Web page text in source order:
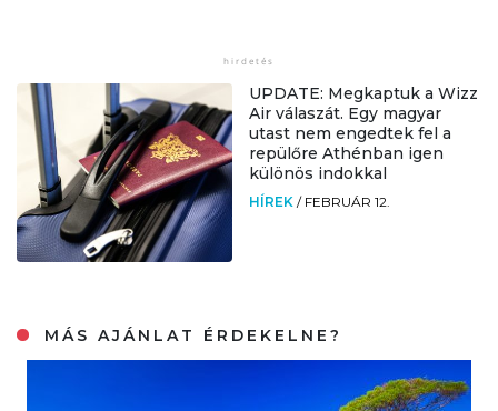
UPDATE: Megkaptuk a Wizz
Air válaszát. Egy magyar
utast nem engedtek fel a
repülőre Athénban igen
különös indokkal
HÍREK / FEBRUÁR 12.
MÁS AJÁNLAT ÉRDEKELNE?